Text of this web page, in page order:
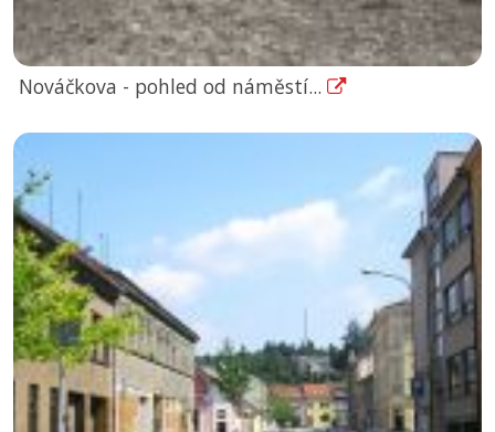
Nováčkova - pohled od náměstí...